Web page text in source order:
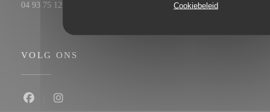
Cookiebeleid
04 93 75 12 56
VOLG ONS